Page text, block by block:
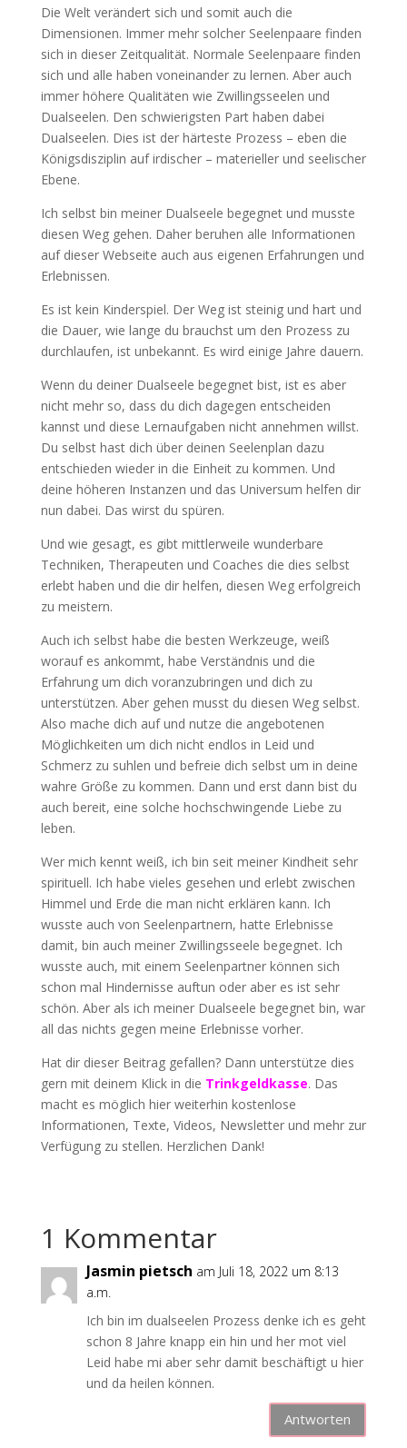
Die Welt verändert sich und somit auch die
Dimensionen. Immer mehr solcher Seelenpaare finden
sich in dieser Zeitqualität. Normale Seelenpaare finden
sich und alle haben voneinander zu lernen. Aber auch
immer höhere Qualitäten wie Zwillingsseelen und
Dualseelen. Den schwierigsten Part haben dabei
Dualseelen. Dies ist der härteste Prozess – eben die
Königsdisziplin auf irdischer – materieller und seelischer
Ebene.
Ich selbst bin meiner Dualseele begegnet und musste
diesen Weg gehen. Daher beruhen alle Informationen
auf dieser Webseite auch aus eigenen Erfahrungen und
Erlebnissen.
Es ist kein Kinderspiel. Der Weg ist steinig und hart und
die Dauer, wie lange du brauchst um den Prozess zu
durchlaufen, ist unbekannt. Es wird einige Jahre dauern.
Wenn du deiner Dualseele begegnet bist, ist es aber
nicht mehr so, dass du dich dagegen entscheiden
kannst und diese Lernaufgaben nicht annehmen willst.
Du selbst hast dich über deinen Seelenplan dazu
entschieden wieder in die Einheit zu kommen. Und
deine höheren Instanzen und das Universum helfen dir
nun dabei. Das wirst du spüren.
Und wie gesagt, es gibt mittlerweile wunderbare
Techniken, Therapeuten und Coaches die dies selbst
erlebt haben und die dir helfen, diesen Weg erfolgreich
zu meistern.
Auch ich selbst habe die besten Werkzeuge, weiß
worauf es ankommt, habe Verständnis und die
Erfahrung um dich voranzubringen und dich zu
unterstützen. Aber gehen musst du diesen Weg selbst.
Also mache dich auf und nutze die angebotenen
Möglichkeiten um dich nicht endlos in Leid und
Schmerz zu suhlen und befreie dich selbst um in deine
wahre Größe zu kommen. Dann und erst dann bist du
auch bereit, eine solche hochschwingende Liebe zu
leben.
Wer mich kennt weiß, ich bin seit meiner Kindheit sehr
spirituell. Ich habe vieles gesehen und erlebt zwischen
Himmel und Erde die man nicht erklären kann. Ich
wusste auch von Seelenpartnern, hatte Erlebnisse
damit, bin auch meiner Zwillingsseele begegnet. Ich
wusste auch, mit einem Seelenpartner können sich
schon mal Hindernisse auftun oder aber es ist sehr
schön. Aber als ich meiner Dualseele begegnet bin, war
all das nichts gegen meine Erlebnisse vorher.
Hat dir dieser Beitrag gefallen? Dann unterstütze dies
gern mit deinem Klick in die Trinkgeldkasse. Das
macht es möglich hier weiterhin kostenlose
Informationen, Texte, Videos, Newsletter und mehr zur
Verfügung zu stellen. Herzlichen Dank!
1 Kommentar
Jasmin pietsch am Juli 18, 2022 um 8:13
a.m.
Ich bin im dualseelen Prozess denke ich es geht
schon 8 Jahre knapp ein hin und her mot viel
Leid habe mi aber sehr damit beschäftigt u hier
und da heilen können.
Antworten